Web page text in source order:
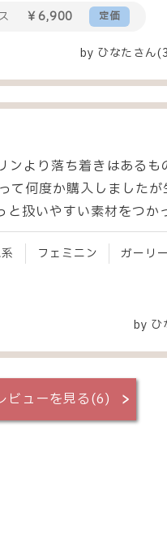
￥6,900 定価
by ひなたさん
ンより落ち着きはある
て何度か購入しました
扱いやすい素材をつか
フェミニン ガーリー
by ひ
ビューを見る(6)